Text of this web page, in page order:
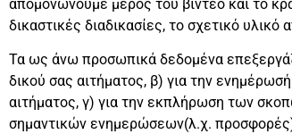
απομονώνουμε μέρος του βίντεο και το
δικαστικές διαδικασίες, το σχετικό
Τα ως άνω προσωπικά δεδομένα
δικού σας αιτήματος, β) για την
αιτήματος, γ) για την εκπλήρωση των
σημαντικών ενημερώσεων(λ.χ.